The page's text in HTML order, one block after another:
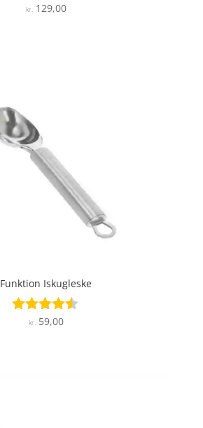
Vurderet
kr. 129,00
Funktion Iskugleske
Vurderet
kr.59,00